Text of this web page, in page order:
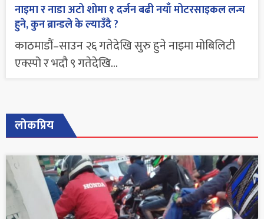
नाइमा र नाडा अटो शोमा १ दर्जन बढी नयाँ मोटरसाइकल लन्च
हुने, कुन ब्रान्डले के ल्याउँदै ?
काठमाडौं–साउन २६ गतेदेखि सुरु हुने नाइमा मोबिलिटी
एक्स्पो र भदौ ९ गतेदेखि...
लोकप्रिय